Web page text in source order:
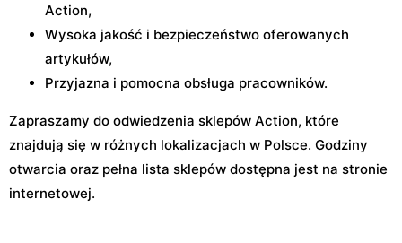
Action,
Wysoka jakość i bezpieczeństwo oferowanych
artykułów,
Przyjazna i pomocna obsługa pracowników.
Zapraszamy do odwiedzenia sklepów Action, które
znajdują się w różnych lokalizacjach w Polsce. Godziny
otwarcia oraz pełna lista sklepów dostępna jest na stronie
internetowej.